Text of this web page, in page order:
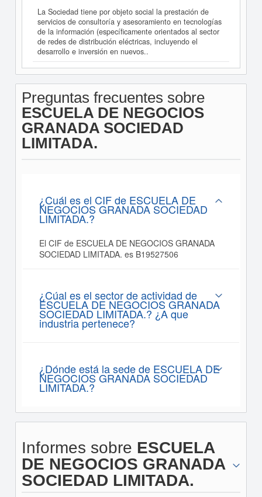
La Sociedad tiene por objeto social la prestación de
servicios de consultoría y asesoramiento en tecnologías
de la información (específicamente orientados al sector
de redes de distribución eléctricas, incluyendo el
desarrollo e inversión en nuevos..
Preguntas frecuentes sobre
ESCUELA DE NEGOCIOS
GRANADA SOCIEDAD
LIMITADA.
¿Cuál es el CIF de ESCUELA DE
NEGOCIOS GRANADA SOCIEDAD
LIMITADA.?
El CIF de ESCUELA DE NEGOCIOS GRANADA
SOCIEDAD LIMITADA. es B19527506
¿Cúal es el sector de actividad de
ESCUELA DE NEGOCIOS GRANADA
SOCIEDAD LIMITADA.? ¿A que
industria pertenece?
¿Dónde está la sede de ESCUELA DE
NEGOCIOS GRANADA SOCIEDAD
LIMITADA.?
Informes sobre ESCUELA
DE NEGOCIOS GRANADA
SOCIEDAD LIMITADA.